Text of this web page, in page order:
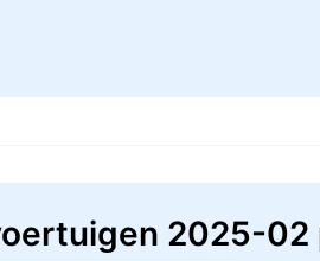
2025-02